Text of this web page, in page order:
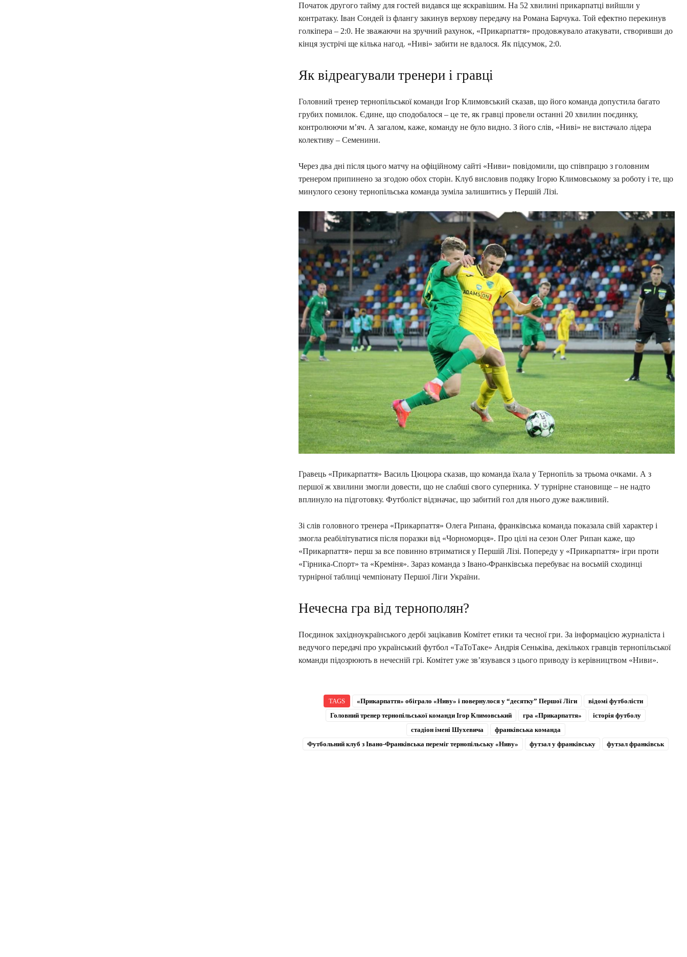
Початок другого тайму для гостей видався ще яскравішим. На 52 хвилині прикарпатці вийшли у
контратаку. Іван Сондей із флангу закинув верхову передачу на Романа Барчука. Той ефектно перекинув
голкіпера – 2:0. Не зважаючи на зручний рахунок, «Прикарпаття» продовжувало атакувати, створивши до
кінця зустрічі ще кілька нагод. «Ниві» забити не вдалося. Як підсумок, 2:0.
Як відреагували тренери і гравці
Головний тренер тернопільської команди Ігор Климовський сказав, що його команда допустила багато
грубих помилок. Єдине, що сподобалося – це те, як гравці провели останні 20 хвилин поєдинку,
контролюючи м’яч. А загалом, каже, команду не було видно. З його слів, «Ниві» не вистачало лідера
колективу – Семенини.
Через два дні після цього матчу на офіційному сайті «Ниви» повідомили, що співпрацю з головним
тренером припинено за згодою обох сторін. Клуб висловив подяку Ігорю Климовському за роботу і те, що
минулого сезону тернопільська команда зуміла залишитись у Першій Лізі.
Гравець «Прикарпаття» Василь Цюцюра сказав, що команда їхала у Тернопіль за трьома очками. А з
першої ж хвилини змогли довести, що не слабші свого суперника. У турнірне становище – не надто
вплинуло на підготовку. Футболіст відзначає, що забитий гол для нього дуже важливий.
Зі слів головного тренера «Прикарпаття» Олега Рипана, франківська команда показала свій характер і
змогла реабілітуватися після поразки від «Чорноморця». Про цілі на сезон Олег Рипан каже, що
«Прикарпаття» перш за все повинно втриматися у Першій Лізі. Попереду у «Прикарпаття» ігри проти
«Гірника-Спорт» та «Креміня». Зараз команда з Івано-Франківська перебуває на восьмій сходинці
турнірної таблиці чемпіонату Першої Ліги України.
Нечесна гра від тернополян?
Поєдинок західноукраїнського дербі зацікавив Комітет етики та чесної гри. За інформацією журналіста і
ведучого передачі про український футбол «ТаТоТаке» Андрія Сеньківа, декількох гравців тернопільської
команди підозрюють в нечесній грі. Комітет уже зв’язувався з цього приводу із керівництвом «Ниви».
TAGS «Прикарпаття» обіграло «Ниву» і повернулося у “десятку” Першої Ліги
відомі футболісти
Головний тренер тернопільської команди Ігор Климовський
гра «Прикарпаття»
історія футболу
стадіон імені Шухевича
франківська команда
Футбольний клуб з Івано-Франківська переміг тернопільську «Ниву»
футзал у франківську футзал франківськ